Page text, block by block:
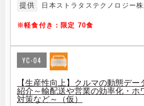
提供 日本ストラタステクノロジー
※軽食付き：限定 70食
YC-04
【生産性向上】クルマの動態デ
紹介～輸配送や営業の効率化・ホ
対策など～（仮）